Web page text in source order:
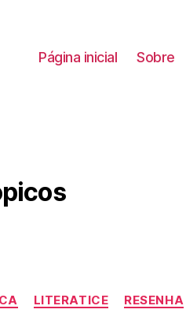
Página inicial Sobre
LITERATICE RESENHA